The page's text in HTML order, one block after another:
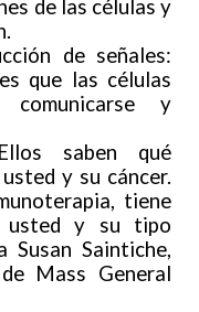
de las células y
de señales:
que las células
comunicarse y
saben qué
y su cáncer.
tiene
usted y su tipo
Susan Saintiche,
Mass General